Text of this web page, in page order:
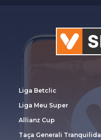
Liga Betclic
Liga Meu Super
Allianz Cup
Taça Generali